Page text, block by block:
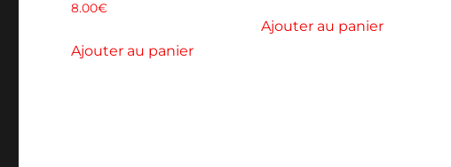
8.00€
Ajouter au panier
Ajouter au panier